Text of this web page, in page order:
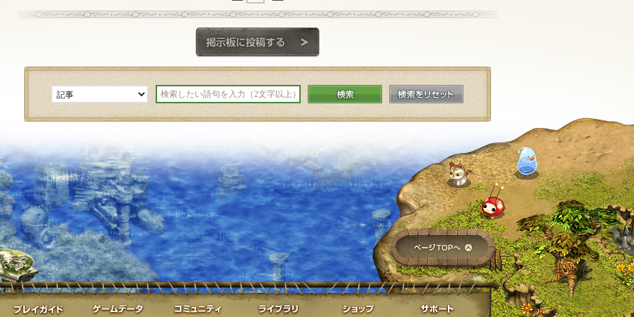
検索 検索をリセット
ページTOPへ
ゲーム紹介 プレイガイド ゲームデータ コミュニティ ライブラリ ショップ サポート